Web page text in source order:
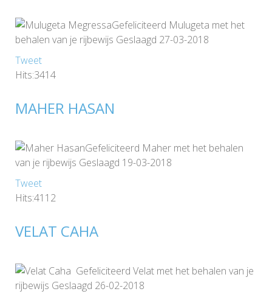
Gefeliciteerd Mulugeta met het
behalen van je rijbewijs Geslaagd 27-03-2018
Tweet
Hits:3414
MAHER HASAN
Gefeliciteerd Maher met het behalen
van je rijbewijs Geslaagd 19-03-2018
Tweet
Hits:4112
VELAT CAHA
Gefeliciteerd Velat met het behalen van je
rijbewijs Geslaagd 26-02-2018